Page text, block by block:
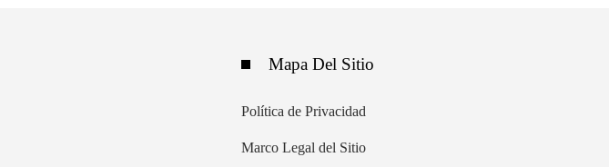
Mapa Del Sitio
Política de Privacidad
Marco Legal del Sitio